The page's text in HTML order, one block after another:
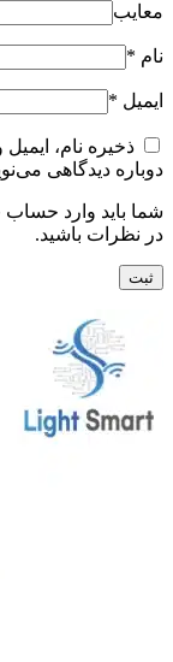
معایب
نام *
ایمیل *
ذخیره نام،
دوباره دیدگاهی
شما باید وارد حساب
در نظرات باشید.